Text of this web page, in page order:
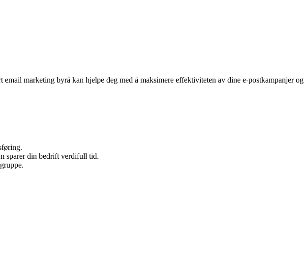
marketing byrå kan hjelpe deg med å maksimere effektiviteten av dine e-postkampanjer og
sparer din bedrift verdifull tid.